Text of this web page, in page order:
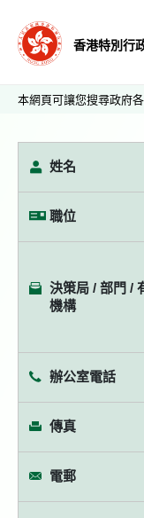
香港特別行
本網頁可讓您搜尋政府
姓名
職位
決策局 / 部門 /
機構
辦公室電話
傳真
電郵